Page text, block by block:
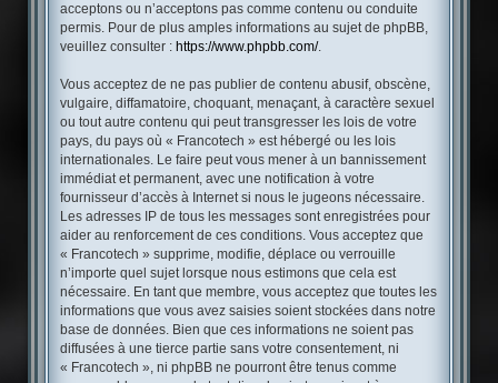
acceptons ou n’acceptons pas comme contenu ou conduite
permis. Pour de plus amples informations au sujet de phpBB,
veuillez consulter : https://www.phpbb.com/.
Vous acceptez de ne pas publier de contenu abusif, obscène,
vulgaire, diffamatoire, choquant, menaçant, à caractère sexuel
ou tout autre contenu qui peut transgresser les lois de votre
pays, du pays où « Francotech » est hébergé ou les lois
internationales. Le faire peut vous mener à un bannissement
immédiat et permanent, avec une notification à votre
fournisseur d’accès à Internet si nous le jugeons nécessaire.
Les adresses IP de tous les messages sont enregistrées pour
aider au renforcement de ces conditions. Vous acceptez que
« Francotech » supprime, modifie, déplace ou verrouille
n’importe quel sujet lorsque nous estimons que cela est
nécessaire. En tant que membre, vous acceptez que toutes les
informations que vous avez saisies soient stockées dans notre
base de données. Bien que ces informations ne soient pas
diffusées à une tierce partie sans votre consentement, ni
« Francotech », ni phpBB ne pourront être tenus comme